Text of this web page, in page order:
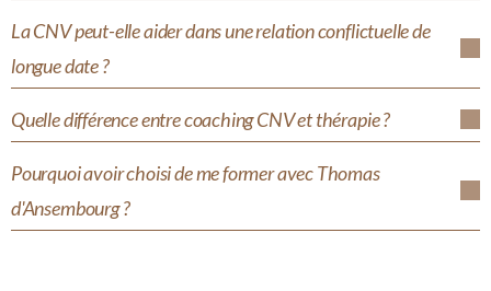
La CNV peut-elle aider dans une relation conflictuelle de
longue date ?
Quelle différence entre coaching CNV et thérapie ?
Pourquoi avoir choisi de me former avec Thomas
d'Ansembourg ?